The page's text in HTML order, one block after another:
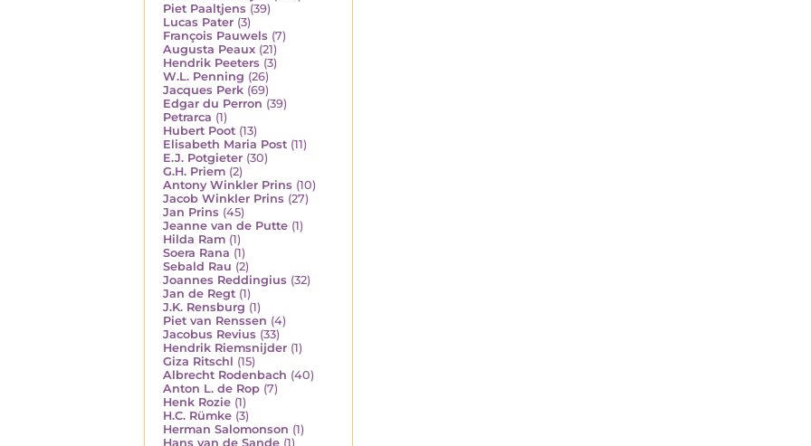
Piet Paaltjens (39)
Lucas Pater (3)
François Pauwels (7)
Augusta Peaux (21)
Hendrik Peeters (3)
W.L. Penning (26)
Jacques Perk (69)
Edgar du Perron (39)
Petrarca (1)
Hubert Poot (13)
Elisabeth Maria Post (11)
E.J. Potgieter (30)
G.H. Priem (2)
Antony Winkler Prins (10)
Jacob Winkler Prins (27)
Jan Prins (45)
Jeanne van de Putte (1)
Hilda Ram (1)
Soera Rana (1)
Sebald Rau (2)
Joannes Reddingius (32)
Jan de Regt (1)
J.K. Rensburg (1)
Piet van Renssen (4)
Jacobus Revius (33)
Hendrik Riemsnijder (1)
Giza Ritschl (15)
Albrecht Rodenbach (40)
Anton L. de Rop (7)
Henk Rozie (1)
H.C. Rümke (3)
Herman Salomonson (1)
Hans van de Sande (1)